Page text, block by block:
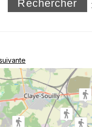
min/max
sous-dossiers
par